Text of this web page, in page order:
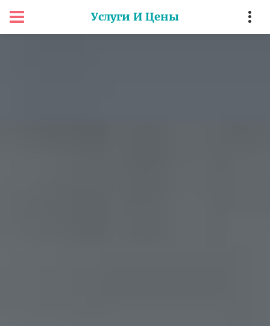
Услуги И Цены